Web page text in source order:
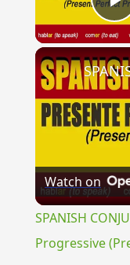
Watch on
SPANISH
Progressive